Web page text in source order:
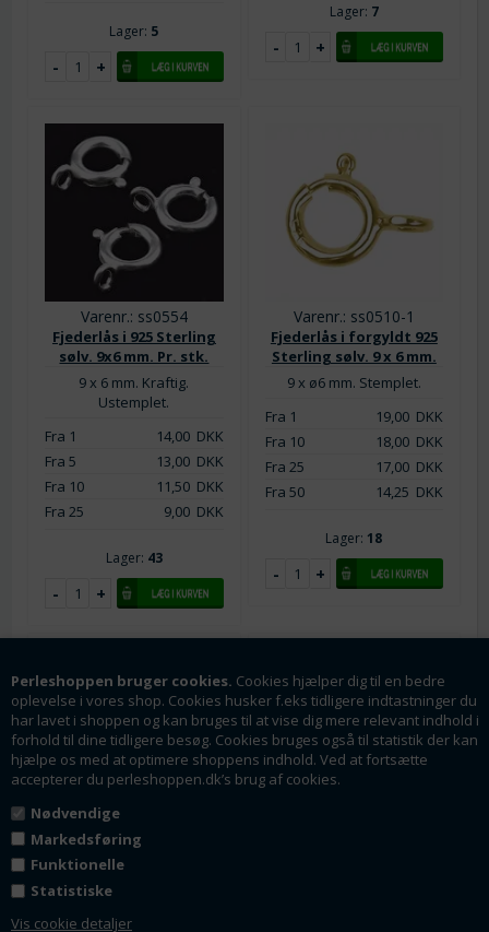
Perleshoppen bruger cookies. Cookies hjælper dig til en bedre
oplevelse i vores shop. Cookies husker f.eks tidligere indtastninger du
har lavet i shoppen og kan bruges til at vise dig mere relevant indhold i
forhold til dine tidligere besøg. Cookies bruges også til statistik der kan
hjælpe os med at optimere shoppens indhold. Ved at fortsætte
accepterer du perleshoppen.dk’s brug af cookies.
Nødvendige
Markedsføring
Funktionelle
Statistiske
Vis cookie detaljer
Lager: 5
Lager: 7
Varenr.: ss0554
Fjederlås i 925 Sterling
sølv. 9x6 mm. Pr. stk.
9 x 6 mm. Kraftig.
Ustemplet.
Fra 1
14,00DKK
Fra 5
13,00DKK
Fra 10
11,50DKK
Fra 25
9,00DKK
Lager: 43
Varenr.: ss0510-1
Fjederlås i forgyldt 925
Sterling sølv. 9 x 6 mm.
9 x ø6 mm. Stemplet.
Fra 1
19,00 DKK
Fra 10
18,00 DKK
Fra 25
17,00 DKK
Fra 50
14,25 DKK
Lager: 18
Varenr.: ss0510
Fjederlås. 18k forgyldt
925 Sterling sølv. 7 x 5